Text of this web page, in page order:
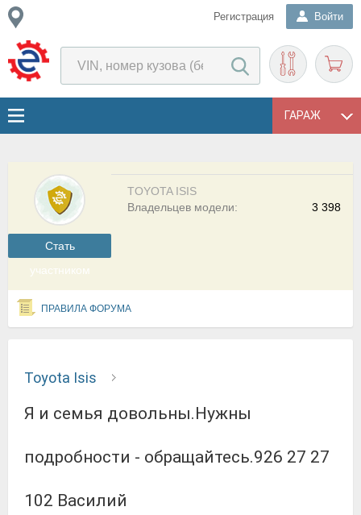
Регистрация Войти
ГАРАЖ
Cтать
участником
TOYOTA ISIS
3 398
Владельцев модели:
ПРАВИЛА ФОРУМА
Toyota Isis
Я и семья довольны.Нужны
подробности - обращайтесь.926 27 27
102 Василий